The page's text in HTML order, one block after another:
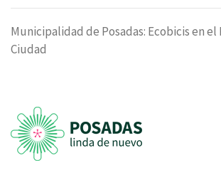
Municipalidad de Posadas: Ecobicis en el
Ciudad